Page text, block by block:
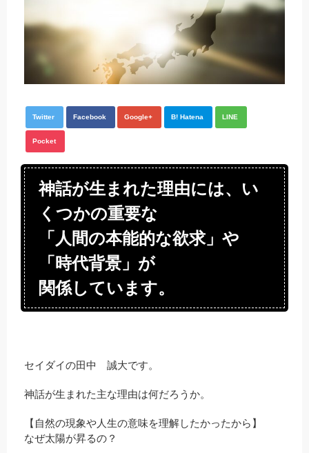
Twitter Facebook Google+ B! Hatena LINE
Pocket
神話が生まれた理由には、い
くつかの重要な
「人間の本能的な欲求」や
「時代背景」が
関係しています。
セイダイの田中 誠大です。
神話が生まれた主な理由は何だろうか。
【自然の現象や人生の意味を理解したかったから】
なぜ太陽が昇るの？